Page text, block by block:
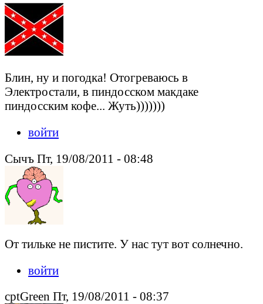
Блин, ну и погодка! Отогреваюсь в
Электростали, в пиндосском макдаке
пиндосским кофе... Жуть)))))))
войти
Сычъ Пт, 19/08/2011 - 08:48
От тильке не пистите. У нас тут вот солнечно.
войти
cptGreen Пт, 19/08/2011 - 08:37